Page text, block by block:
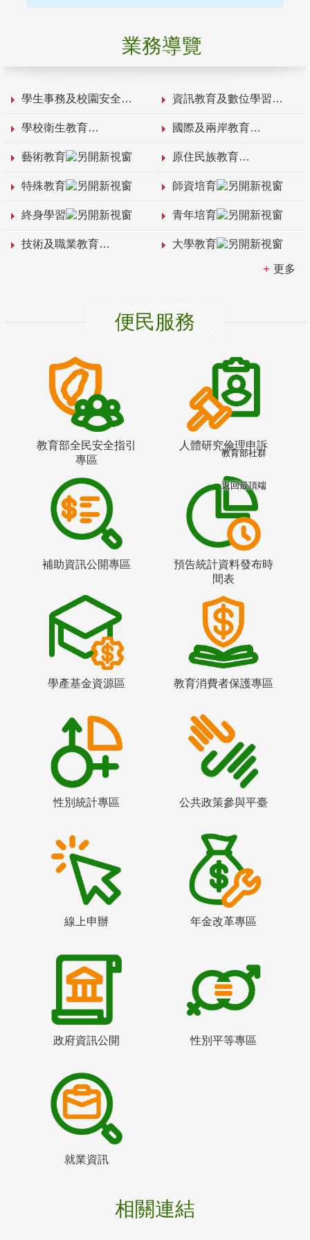
業務導覽
學生事務及校園安全 資訊教育及數位學習
學校衛生教育 國際及兩岸教育
藝術教育 原住民族教育
特殊教育 師資培育
終身學習 青年培育
技術及職業教育 大學教育
更多
便民服務
教育部全民安全指引
專區
人體研究倫理申訴
補助資訊公開專區
預告統計資料發布時
間表
學產基金資源區 教育消費者保護專區
性別統計專區 公共政策參與平臺
線上申辦 年金改革專區
政府資訊公開 性別平等專區
就業資訊
相關連結
教育部社群
返回最頂端